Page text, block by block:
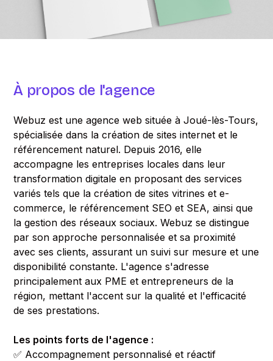
À propos de l'agence
Webuz est une agence web située à Joué-lès-Tours,
spécialisée dans la création de sites internet et le
référencement naturel. Depuis 2016, elle
accompagne les entreprises locales dans leur
transformation digitale en proposant des services
variés tels que la création de sites vitrines et e-
commerce, le référencement SEO et SEA, ainsi que
la gestion des réseaux sociaux. Webuz se distingue
par son approche personnalisée et sa proximité
avec ses clients, assurant un suivi sur mesure et une
disponibilité constante. L'agence s'adresse
principalement aux PME et entrepreneurs de la
région, mettant l'accent sur la qualité et l'efficacité
de ses prestations.
Les points forts de l'agence :
✅ Accompagnement personnalisé et réactif